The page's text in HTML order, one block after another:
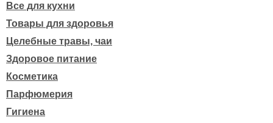
Все для кухни
Товары для здоровья
Целебные травы, чаи
Здоровое питание
Косметика
Парфюмерия
Гигиена